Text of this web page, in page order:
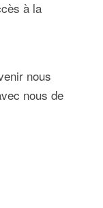
à la
nous
nous de